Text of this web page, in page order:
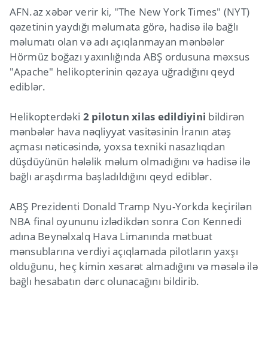
AFN.az xəbər verir ki, "The New York Times" (NYT)
qəzetinin yaydığı məlumata görə, hadisə ilə bağlı
məlumatı olan və adı açıqlanmayan mənbələr
Hörmüz boğazı yaxınlığında ABŞ ordusuna məxsus
"Apache" helikopterinin qəzaya uğradığını qeyd
ediblər.
Helikopterdəki 2 pilotun xilas edildiyini bildirən
mənbələr hava nəqliyyat vasitəsinin İranın atəş
açması nəticəsində, yoxsa texniki nasazlıqdan
düşdüyünün hələlik məlum olmadığını və hadisə ilə
bağlı araşdırma başladıldığını qeyd ediblər.
ABŞ Prezidenti Donald Tramp Nyu-Yorkda keçirilən
NBA final oyununu izlədikdən sonra Con Kennedi
adına Beynəlxalq Hava Limanında mətbuat
mənsublarına verdiyi açıqlamada pilotların yaxşı
olduğunu, heç kimin xəsarət almadığını və məsələ ilə
bağlı hesabatın dərc olunacağını bildirib.